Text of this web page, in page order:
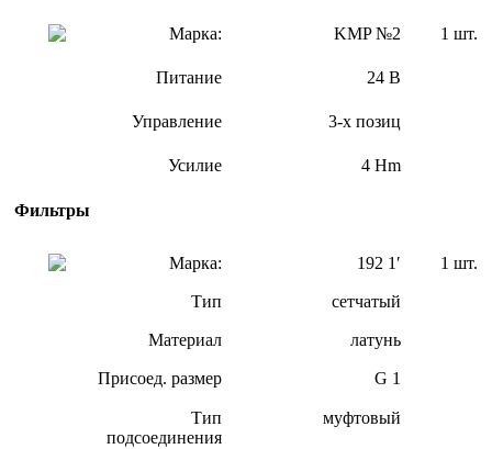
Марка: KMP №2 1 шт.
Питание 24 В
Управление 3-х позиц
Усилие 4 Hm
Фильтры
Марка: 192 1′ 1 шт.
Тип сетчатый
Материал латунь
Присоед. размер G 1
Тип
подсоединения
муфтовый